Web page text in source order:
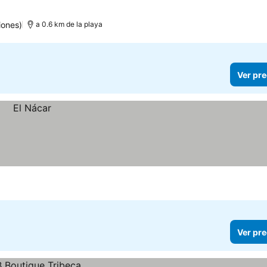
a 0.6 km de la playa
Ver
Ver